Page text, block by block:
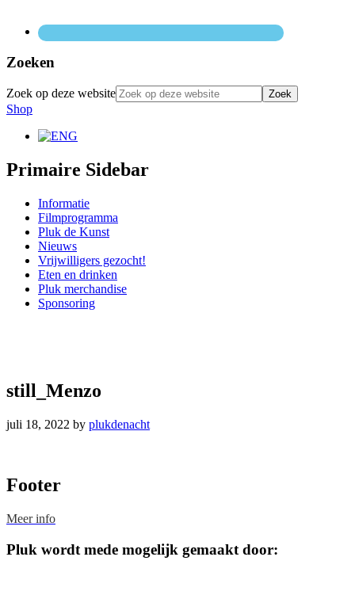
Zoeken
Zoek op deze website
Shop
Primaire Sidebar
Informatie
Filmprogramma
Pluk de Kunst
Nieuws
Vrijwilligers gezocht!
Eten en drinken
Pluk merchandise
Sponsoring
still_Menzo
juli 18, 2022 by plukdenacht
Footer
Meer info
Pluk wordt mede mogelijk gemaakt door: